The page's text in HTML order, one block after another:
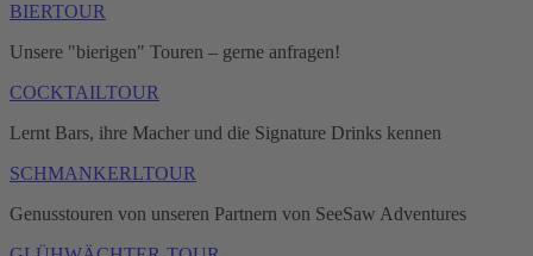
BIERTOUR
Unsere "bierigen" Touren – gerne anfragen!
COCKTAILTOUR
Lernt Bars, ihre Macher und die Signature Drinks kennen
SCHMANKERLTOUR
Genusstouren von unseren Partnern von SeeSaw Adventures